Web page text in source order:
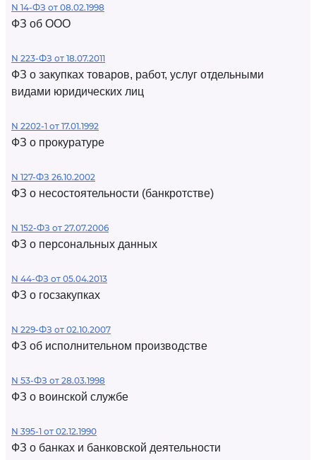
N 14-ФЗ от 08.02.1998
ФЗ об ООО
N 223-ФЗ от 18.07.2011
ФЗ о закупках товаров, работ, услуг отдельными
видами юридических лиц
N 2202-1 от 17.01.1992
ФЗ о прокуратуре
N 127-ФЗ 26.10.2002
ФЗ о несостоятельности (банкротстве)
N 152-ФЗ от 27.07.2006
ФЗ о персональных данных
N 44-ФЗ от 05.04.2013
ФЗ о госзакупках
N 229-ФЗ от 02.10.2007
ФЗ об исполнительном производстве
N 53-ФЗ от 28.03.1998
ФЗ о воинской службе
N 395-1 от 02.12.1990
ФЗ о банках и банковской деятельности